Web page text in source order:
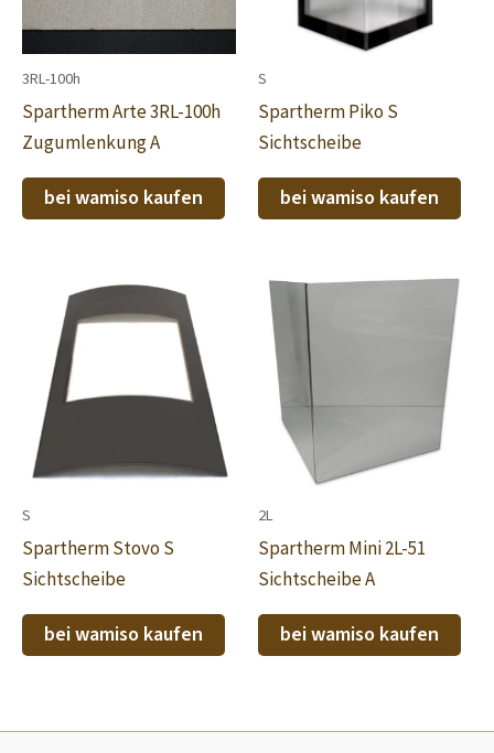
3RL-100h
Spartherm Arte 3RL-100h
Zugumlenkung A
bei wamiso kaufen
S
Spartherm Piko S
Sichtscheibe
bei wamiso kaufen
S
Spartherm Stovo S
Sichtscheibe
bei wamiso kaufen
2L
Spartherm Mini 2L-51
Sichtscheibe A
bei wamiso kaufen